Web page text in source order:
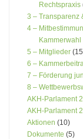
Rechtspraxis
3 – Transparenz
4 –
Kammerwahl
5 – Mitglieder
6 –
7 – Förderung
8 –
AKH-Parlament
AKH-Parlament
Aktionen (10)
Dokumente (5)